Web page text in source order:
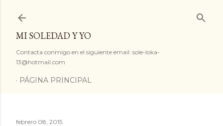
MI SOLEDAD Y YO
Contacta conmigo en el siguiente email: sole-loka-
13@hotmail.com
PÁGINA PRINCIPAL
febrero 08, 2015